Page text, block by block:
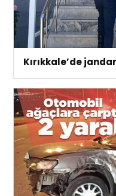
Kırıkkale’de